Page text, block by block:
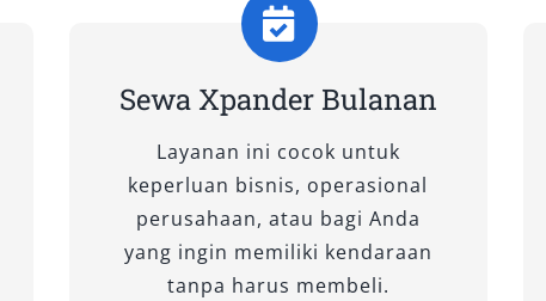
hingga jauh dengan keluarga
seperti layar infotainment lebih
keselamatan mutakhir.
atau kebutuhan premium.
Sewa Xpander Bulanan
Layanan ini cocok untuk
keperluan bisnis, operasional
perusahaan, atau bagi Anda
yang ingin memiliki kendaraan
tanpa harus membeli.